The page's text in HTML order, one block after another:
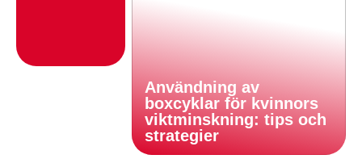
Användning av
boxcyklar för kvinnors
viktminskning: tips och
strategier